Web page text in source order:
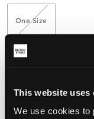
This website uses
We use cookies to
One Size
Liten